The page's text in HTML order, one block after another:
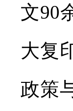
文90
大复
政策